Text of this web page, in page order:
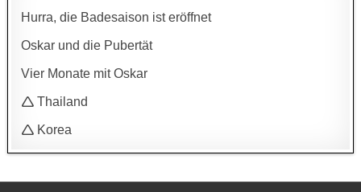
Hurra, die Badesaison ist eröffnet
Oskar und die Pubertät
Vier Monate mit Oskar
🛆 Thailand
🛆 Korea